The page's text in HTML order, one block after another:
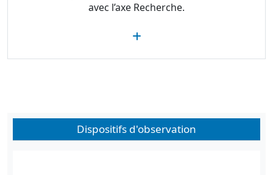
avec l’axe Recherche.
Dispositifs d'observation